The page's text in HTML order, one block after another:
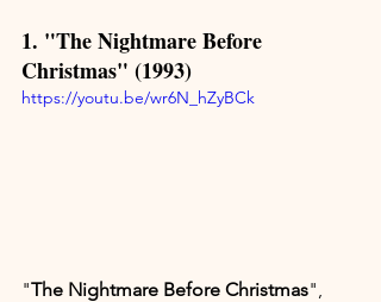
1. "The Nightmare Before
Christmas" (1993)
https://youtu.be/wr6N_hZyBCk
"The Nightmare Before Christmas",